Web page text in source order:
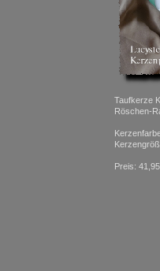
Taufkerze
Röschen-
Preis: